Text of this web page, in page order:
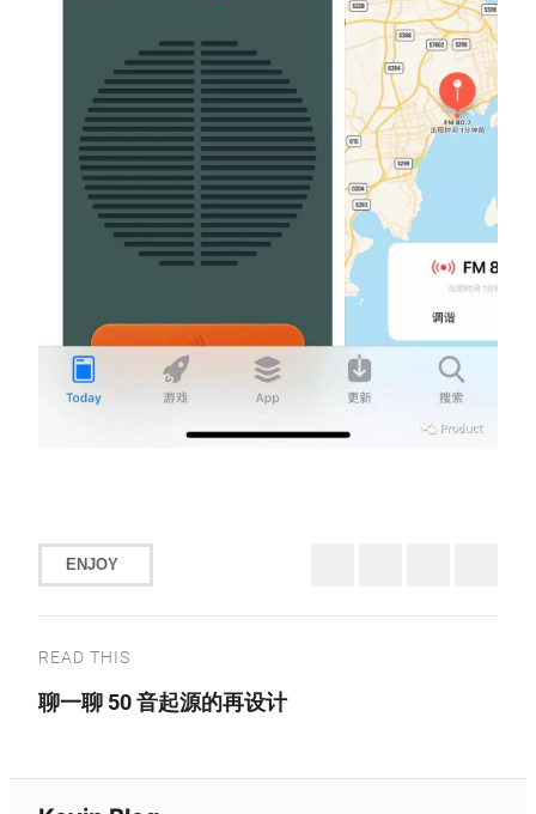
ENJOY
READ THIS
聊一聊 50 音起源的再设计